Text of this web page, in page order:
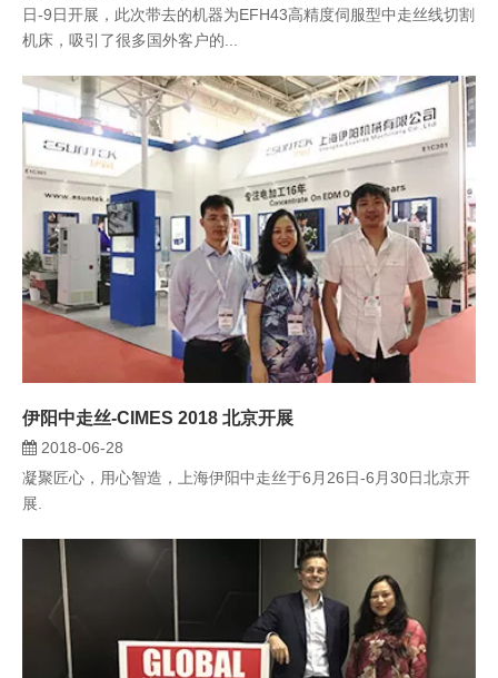
日-9日开展，此次带去的机器为EFH43高精度伺服型中走丝线切割
机床，吸引了很多国外客户的...
伊阳中走丝-CIMES 2018 北京开展
2018-06-28
凝聚匠心，用心智造，上海伊阳中走丝于6月26日-6月30日北京开
展.